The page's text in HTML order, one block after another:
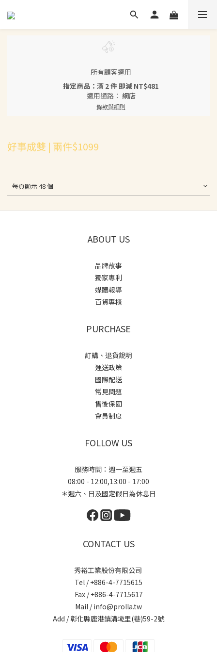
所有顧客適用
指定商品：滿 2 件 即減 NT$481
適用通路： 網店
條款與細則
好事成雙 | 兩件$1099
每頁顯示 48 個
ABOUT US
品牌故事
獨家專利
媒體報導
百貨專櫃
PURCHASE
訂購、退貨說明
運送政策
國際配送
常見問題
售後保固
會員制度
FOLLOW US
服務時間：週一至週五
08:00 - 12:00,13:00 - 17:00
＊週六、日及國定假日為休息日
CONTACT US
秀裕工業股份有限公司
Tel / +886-4-7715615
Fax / +886-4-7715617
Mail / info@prolla.tw
Add / 彰化縣鹿港鎮溝墘里(巷)59-2號